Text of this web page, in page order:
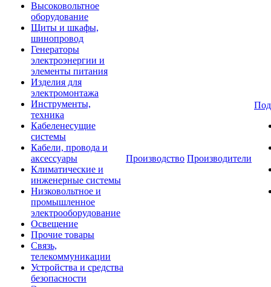
Высоковольтное
оборудование
Щиты и шкафы,
шинопровод
Генераторы
электроэнергии и
элементы питания
Изделия для
электромонтажа
Инструменты,
техника
Кабеленесущие
системы
Кабели, провода и
аксессуары
Климатические и
инженерные системы
Низковольтное и
промышленное
электрооборудование
Освещение
Прочие товары
Связь,
телекоммуникации
Устройства и средства
безопасности
Производство Производители